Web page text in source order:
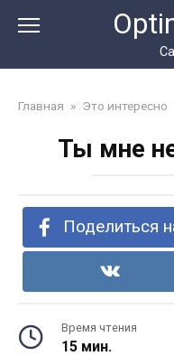
Главная » Это интересно
Ты мне
Поделиться
Время чтения
15 мин.